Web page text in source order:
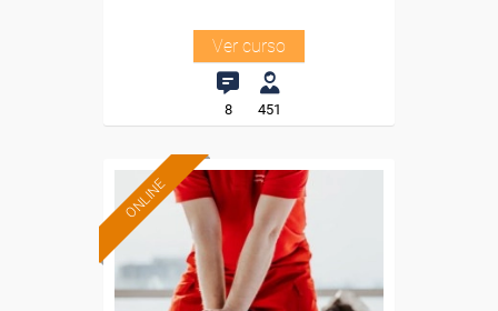
Ver curso
8 451
ONLINE